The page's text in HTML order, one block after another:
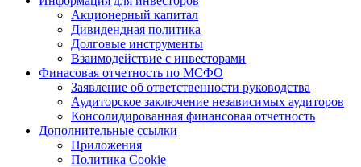
Акционерный капитал
Дивидендная политика
Долговые инструменты
Взаимодействие с инвеcторами
Финасовая отчетность по МСФО
Заявление об ответственности руководства
Аудиторское заключение независимых аудиторов
Консолидированная финансовая отчетность
Дополнительные ссылки
Приложения
Политика Cookie